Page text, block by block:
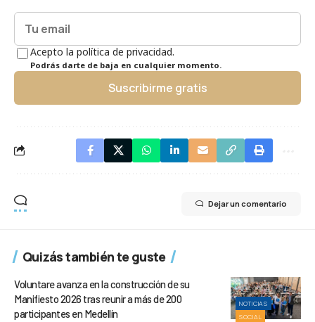
Acepto la política de privacidad.
Podrás darte de baja en cualquier momento.
Suscribirme gratis
Dejar un comentario
Quizás también te guste
NOTICIAS
SOCIAL
Voluntare avanza en la construcción de su
Manifiesto 2026 tras reunir a más de 200
participantes en Medellín